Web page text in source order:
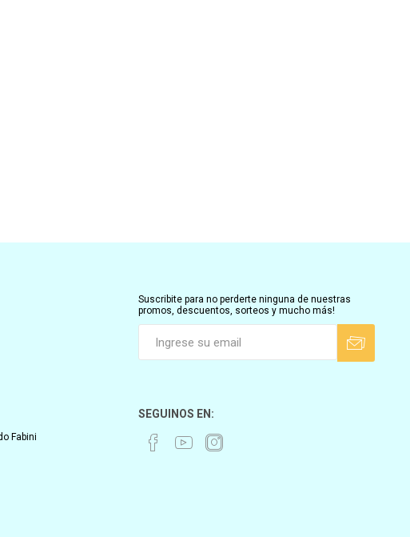
Fabini
Suscribite para no perderte ninguna de nuestras
promos, descuentos, sorteos y mucho más!
SEGUINOS EN: